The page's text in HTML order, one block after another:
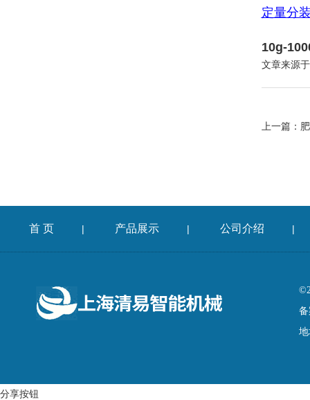
定量分
10g-
文章来源
上一篇：
首 页 | 产品展示 | 公司介绍 |
备
分享按钮